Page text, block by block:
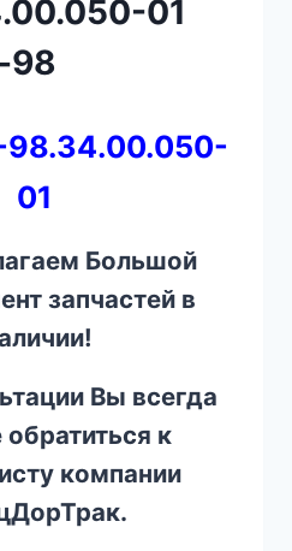
01
98
01
Большой
запчастей в
Вы всегда
к
компании